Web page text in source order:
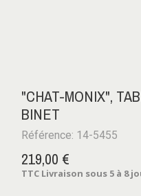
"CHAT-MONIX",
BINET
Référence: 14-5455
219,00 €
TTC Livraison sous 5 à 8